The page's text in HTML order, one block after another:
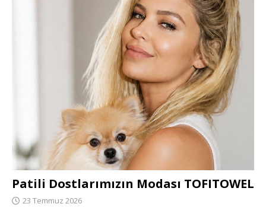
Patili Dostlarımızın Modası TOFITOWEL
23 Temmuz 2026